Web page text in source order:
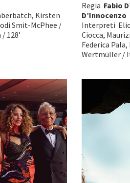
Kirsten
Smit-McPhee /
128’
Regia Fabio
D’Innocenzo
Interpreti Elio
Ciocca,
Federica
Wertmüller /